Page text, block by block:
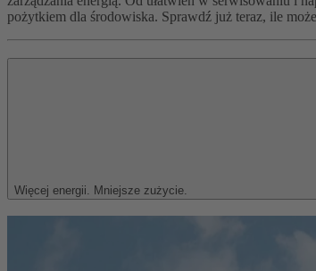
pożytkiem dla środowiska. Sprawdź już teraz, ile
Więcej energii. Mniejsze zużycie.